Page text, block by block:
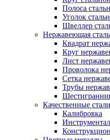
Полоса
Уголок
Швеллер
Нержавеющая сталь
Квадрат
Круг
Лист
Проволока
Сетка
Трубы
Качественные стали
Калибровка